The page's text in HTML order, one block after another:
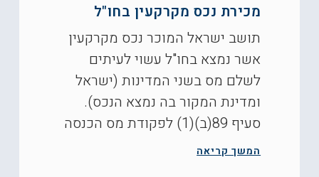
מכירת נכס מקרקעין בחו"ל
תושב ישראל המוכר נכס מקרקעין
אשר נמצא בחו"ל עשוי לעיתים
לשלם מס בשני המדינות (ישראל
ומדינת המקור בה נמצא הנכס).
סעיף 89(ב)(1) לפקודת מס הכנסה
המשך קריאה